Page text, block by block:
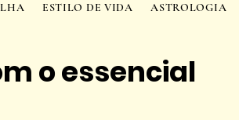
o essencial
ESTILO DE VIDA ASTROLOGIA